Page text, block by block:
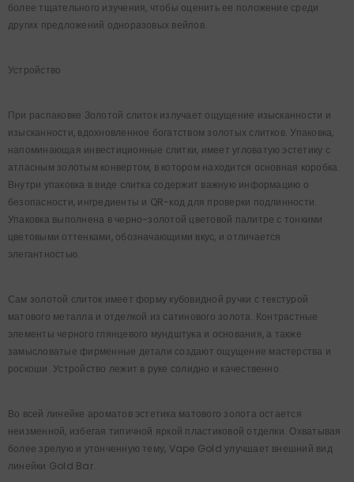
более тщательного изучения, чтобы оценить ее положение среди
других предложений одноразовых вейпов.
Устройство
При распаковке Золотой слиток излучает ощущение изысканности и
изысканности, вдохновленное богатством золотых слитков. Упаковка,
напоминающая инвестиционные слитки, имеет угловатую эстетику с
атласным золотым конвертом, в котором находится основная коробка.
Внутри упаковка в виде слитка содержит важную информацию о
безопасности, ингредиенты и QR-код для проверки подлинности.
Упаковка выполнена в черно-золотой цветовой палитре с тонкими
цветовыми оттенками, обозначающими вкус, и отличается
элегантностью.
Сам золотой слиток имеет форму кубовидной ручки с текстурой
матового металла и отделкой из сатинового золота. Контрастные
элементы черного глянцевого мундштука и основания, а также
замысловатые фирменные детали создают ощущение мастерства и
роскоши. Устройство лежит в руке солидно и качественно.
Во всей линейке ароматов эстетика матового золота остается
неизменной, избегая типичной яркой пластиковой отделки. Охватывая
более зрелую и утонченную тему, Vape Gold улучшает внешний вид
линейки Gold Bar.